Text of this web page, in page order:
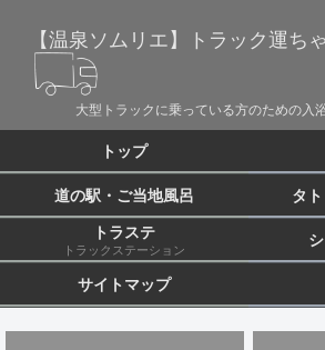
【温泉ソムリエ】トラック運ち
大型トラックに乗っている方のための入
トップ
道の駅・ご当地風呂 タ
トラステ
トラックステーション
サイトマップ